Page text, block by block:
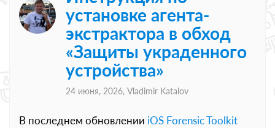
установке агента-
экстрактора в обход
«Защиты украденного
устройства»
24 июня, 2026, Vladimir Katalov
В последнем обновлении iOS Forensic Toolkit